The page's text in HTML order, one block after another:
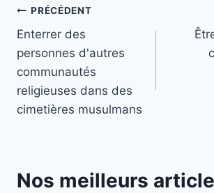
Navigation
de
l’article
PRÉCÉDENT
Enterrer des
personnes d'autres
communautés
religieuses dans des
cimetières musulmans
Nos meilleurs